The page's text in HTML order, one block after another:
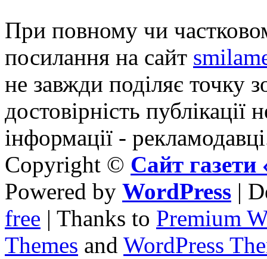
При повному чи
посилання на сайт
не завжди поділяє точку
достовірність публікації
інформації -
Copyright © Сайт
Powered by WordPress |
free | Thanks to Premium
Themes and WordPress